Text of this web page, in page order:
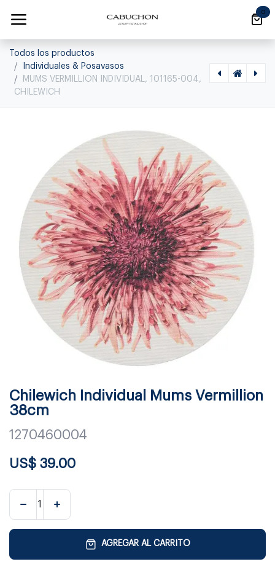
0
Todos los productos
Individuales & Posavasos
MUMS VERMILLION INDIVIDUAL, 101165-004,
CHILEWICH
Chilewich Individual Mums Vermillion
38cm
1270460004
US$ 39.00
AGREGAR AL CARRITO